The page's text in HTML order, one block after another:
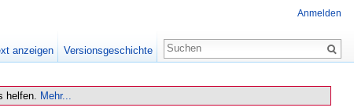
helfen. Mehr...
Anmelden
anzeigen Versionsgeschichte